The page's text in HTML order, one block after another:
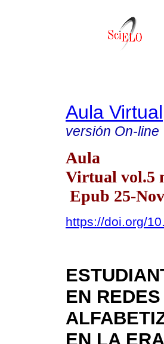
Aula Virtual
versión On-line
Aula
Virtual vol.5
Epub 25-
https://doi.org/
EN
EN LA